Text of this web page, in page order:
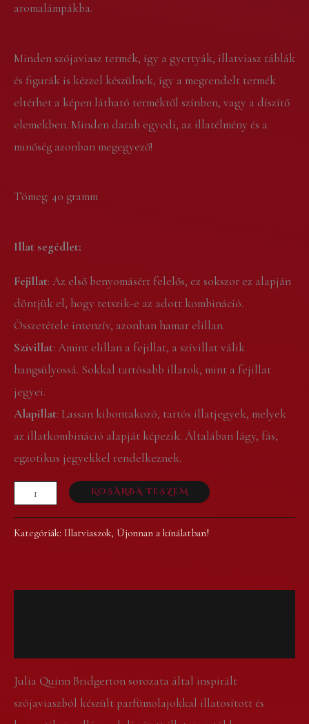
aromalámpákba.
Minden szójaviasz termék, így a gyertyák, illatviasz táblák
és figurák is kézzel készülnek, így a megrendelt termék
eltérhet a képen látható terméktől színben, vagy a díszítő
elemekben. Minden darab egyedi, az illatélmény és a
minőség azonban megegyező!
Tömeg: 40 gramm
Illat segédlet:
Fejillat: Az első benyomásért felelős, ez sokszor ez alapján
döntjük el, hogy tetszik-e az adott kombináció.
Összetétele intenzív, azonban hamar elillan.
Szívillat: Amint elillan a fejillat, a szívillat válik
hangsúlyossá. Sokkal tartósabb illatok, mint a fejillat
jegyei.
Alapillat: Lassan kibontakozó, tartós illatjegyek, melyek
az illatkombináció alapját képezik. Általában lágy, fás,
egzotikus jegyekkel rendelkeznek.
KOSÁRBA TESZEM
Kategóriák: Illatviaszok, Újonnan a kínálatban!
Julia Quinn Bridgerton sorozata által inspirált
szójaviaszból készült parfümolajokkal illatosított és